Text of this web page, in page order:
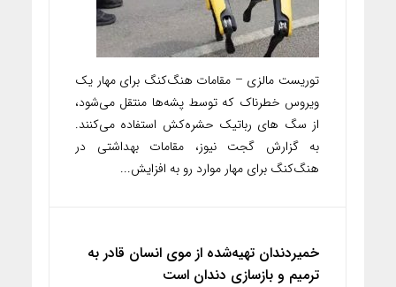
توریست مالزی – مقامات هنگ‌کنگ برای مهار یک
ویروس خطرناک که توسط پشه‌ها منتقل می‌شود،
از سگ های رباتیک حشره‌کش استفاده می‌کنند.
به گزارش گجت نیوز، مقامات بهداشتی در
هنگ‌کنگ برای مهار موارد رو به افزایش...
خمیردندان تهیه‌شده از موی انسان قادر به
ترمیم و بازسازی دندان‌ است